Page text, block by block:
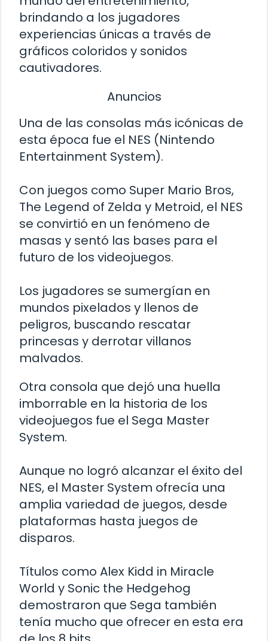
brindando a los jugadores
experiencias únicas a través de
gráficos coloridos y sonidos
cautivadores.
Anuncios
Una de las consolas más icónicas de
esta época fue el NES (Nintendo
Entertainment System).
Con juegos como Super Mario Bros,
The Legend of Zelda y Metroid, el NES
se convirtió en un fenómeno de
masas y sentó las bases para el
futuro de los videojuegos.
Los jugadores se sumergían en
mundos pixelados y llenos de
peligros, buscando rescatar
princesas y derrotar villanos
malvados.
Otra consola que dejó una huella
imborrable en la historia de los
videojuegos fue el Sega Master
System.
Aunque no logró alcanzar el éxito del
NES, el Master System ofrecía una
amplia variedad de juegos, desde
plataformas hasta juegos de
disparos.
Títulos como Alex Kidd in Miracle
World y Sonic the Hedgehog
demostraron que Sega también
tenía mucho que ofrecer en esta era